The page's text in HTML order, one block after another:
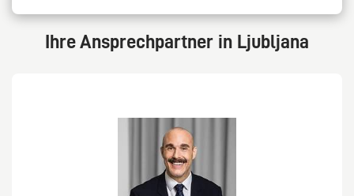
Ihre Ansprechpartner in Ljubljana